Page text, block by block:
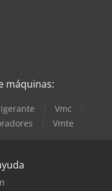
máquinas:
Vmc
Vmte